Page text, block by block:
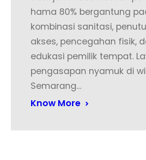
hama 80% bergantung
kombinasi sanitasi,
akses, pencegahan fisik,
edukasi pemilik tempat.
pengasapan nyamuk di
Semarang…
Know More